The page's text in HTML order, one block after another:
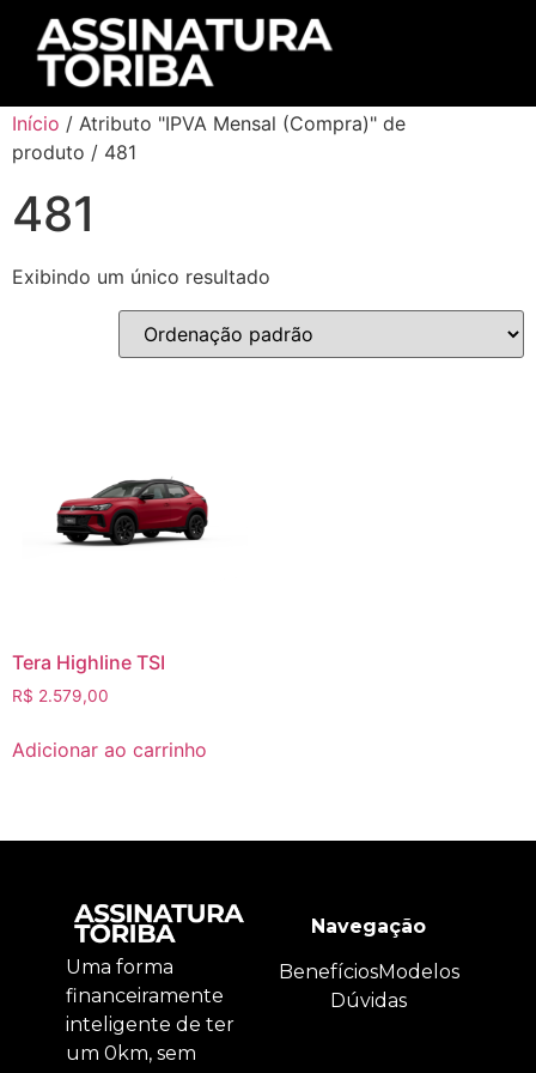
Início / Atributo "IPVA Mensal (Compra)" de
produto / 481
481
Exibindo um único resultado
Tera Highline TSI
R$ 2.579,00
Adicionar ao carrinho
Uma forma
financeiramente
inteligente de ter
um 0km, sem
Navegação
BenefíciosModelos
Dúvidas